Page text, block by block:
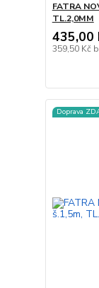
FATRA
TL.2,0MM
435,00
359,50 Kč
Doprava